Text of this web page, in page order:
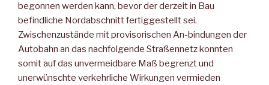
begonnen werden kann, bevor der derzeit in Bau
befindliche Nordabschnitt fertiggestellt sei.
Zwischenzustände mit provisorischen An-bindungen der
Autobahn an das nachfolgende Straßennetz konnten
somit auf das unvermeidbare Maß begrenzt und
unerwünschte verkehrliche Wirkungen vermieden